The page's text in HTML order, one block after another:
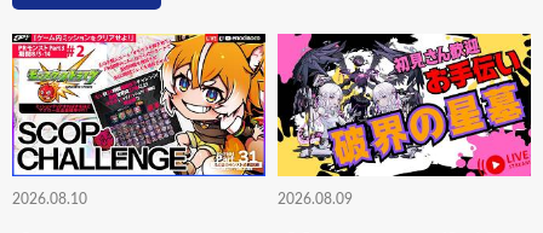
2026.08.10 2026.08.09